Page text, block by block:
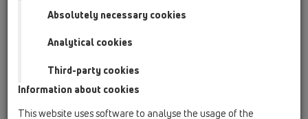
Sound Insulation Mats
HL6300
Absolutely necessary cookies
Analytical cookies
Third-party cookies
Information about cookies
This website uses software to analyse the usage of the